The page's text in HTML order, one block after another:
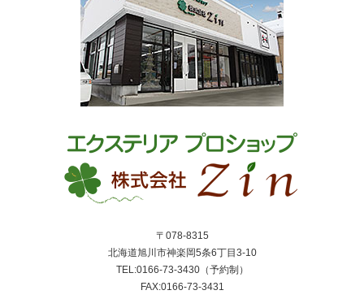
〒078-8315
北海道旭川市神楽岡5条6丁目3-10
TEL:0166-73-3430（予約制）
FAX:0166-73-3431